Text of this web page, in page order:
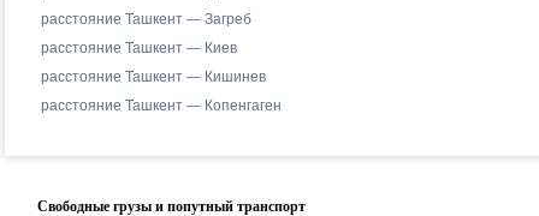
расстояние Ташкент — Загреб
расстояние Ташкент — Киев
расстояние Ташкент — Кишинев
расстояние Ташкент — Копенгаген
Свободные грузы и попутный транспорт